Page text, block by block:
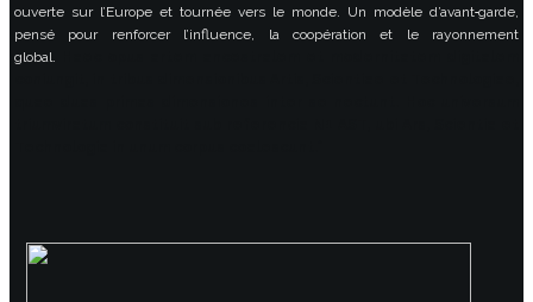
ouverte sur l’Europe et tournée vers le monde. Un modèle d’avant‑garde,
pensé pour renforcer l’influence, la coopération et le rayonnement
global.